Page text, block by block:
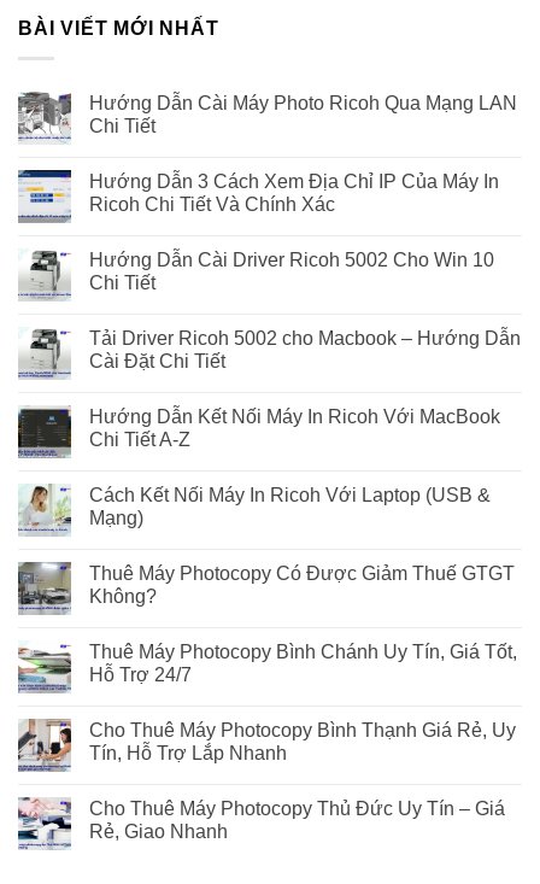
BÀI VIẾT MỚI NHẤT
Hướng Dẫn Cài Máy Photo Ricoh Qua Mạng LAN
Chi Tiết
Hướng Dẫn 3 Cách Xem Địa Chỉ IP Của Máy In
Ricoh Chi Tiết Và Chính Xác
Hướng Dẫn Cài Driver Ricoh 5002 Cho Win 10
Chi Tiết
Tải Driver Ricoh 5002 cho Macbook – Hướng Dẫn
Cài Đặt Chi Tiết
Hướng Dẫn Kết Nối Máy In Ricoh Với MacBook
Chi Tiết A-Z
Cách Kết Nối Máy In Ricoh Với Laptop (USB &
Mạng)
Thuê Máy Photocopy Có Được Giảm Thuế GTGT
Không?
Thuê Máy Photocopy Bình Chánh Uy Tín, Giá Tốt,
Hỗ Trợ 24/7
Cho Thuê Máy Photocopy Bình Thạnh Giá Rẻ, Uy
Tín, Hỗ Trợ Lắp Nhanh
Cho Thuê Máy Photocopy Thủ Đức Uy Tín – Giá
Rẻ, Giao Nhanh